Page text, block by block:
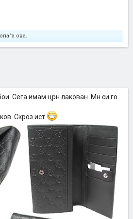
ова.
имам црн лакован..Мн си го
ист